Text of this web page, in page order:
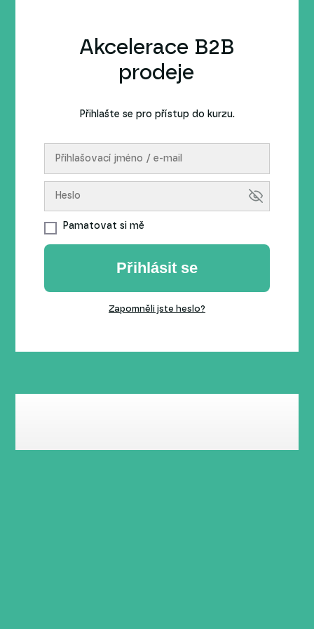
Akcelerace B2B
prodeje
Přihlašte se pro přístup do kurzu.
Pamatovat si mě
Přihlásit se
Zapomněli jste heslo?